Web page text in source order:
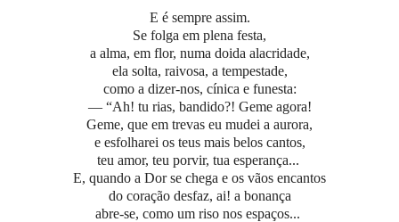
E é sempre assim.
Se folga em plena festa,
a alma, em flor, numa doida alacridade,
ela solta, raivosa, a tempestade,
como a dizer-nos, cínica e funesta:
— “Ah! tu rias, bandido?! Geme agora!
Geme, que em trevas eu mudei a aurora,
e esfolharei os teus mais belos cantos,
teu amor, teu porvir, tua esperança...
E, quando a Dor se chega e os vãos encantos
do coração desfaz, ai! a bonança
abre-se, como um riso nos espaços...